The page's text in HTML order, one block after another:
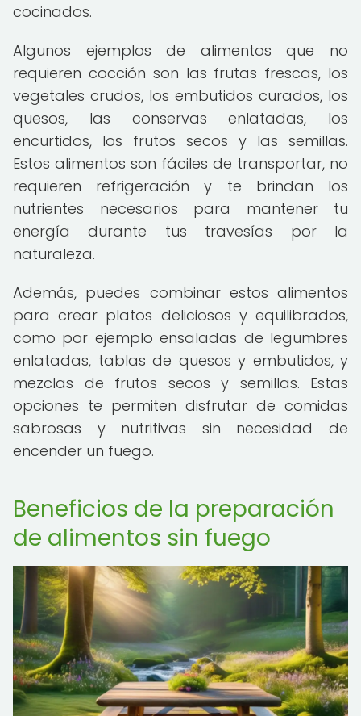
cocinados.
Algunos ejemplos de alimentos que no
requieren cocción son las frutas frescas, los
vegetales crudos, los embutidos curados, los
quesos, las conservas enlatadas, los
encurtidos, los frutos secos y las semillas.
Estos alimentos son fáciles de transportar, no
requieren refrigeración y te brindan los
nutrientes necesarios para mantener tu
energía durante tus travesías por la
naturaleza.
Además, puedes combinar estos alimentos
para crear platos deliciosos y equilibrados,
como por ejemplo ensaladas de legumbres
enlatadas, tablas de quesos y embutidos, y
mezclas de frutos secos y semillas. Estas
opciones te permiten disfrutar de comidas
sabrosas y nutritivas sin necesidad de
encender un fuego.
Beneficios de la preparación
de alimentos sin fuego